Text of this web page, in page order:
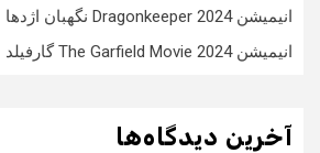
انیمیشن Dragonkeeper 2024 نگهبان اژدها
انیمیشن The Garfield Movie 2024 گارفیلد
آخرین دیدگاه‌ها